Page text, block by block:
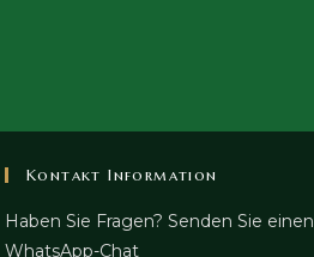
Kontakt Information
Haben Sie Fragen? Senden Sie einen
WhatsApp-Chat